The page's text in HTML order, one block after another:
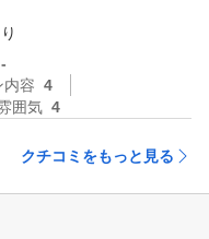
-
内容 4
囲気 4
クチコミをもっと見る